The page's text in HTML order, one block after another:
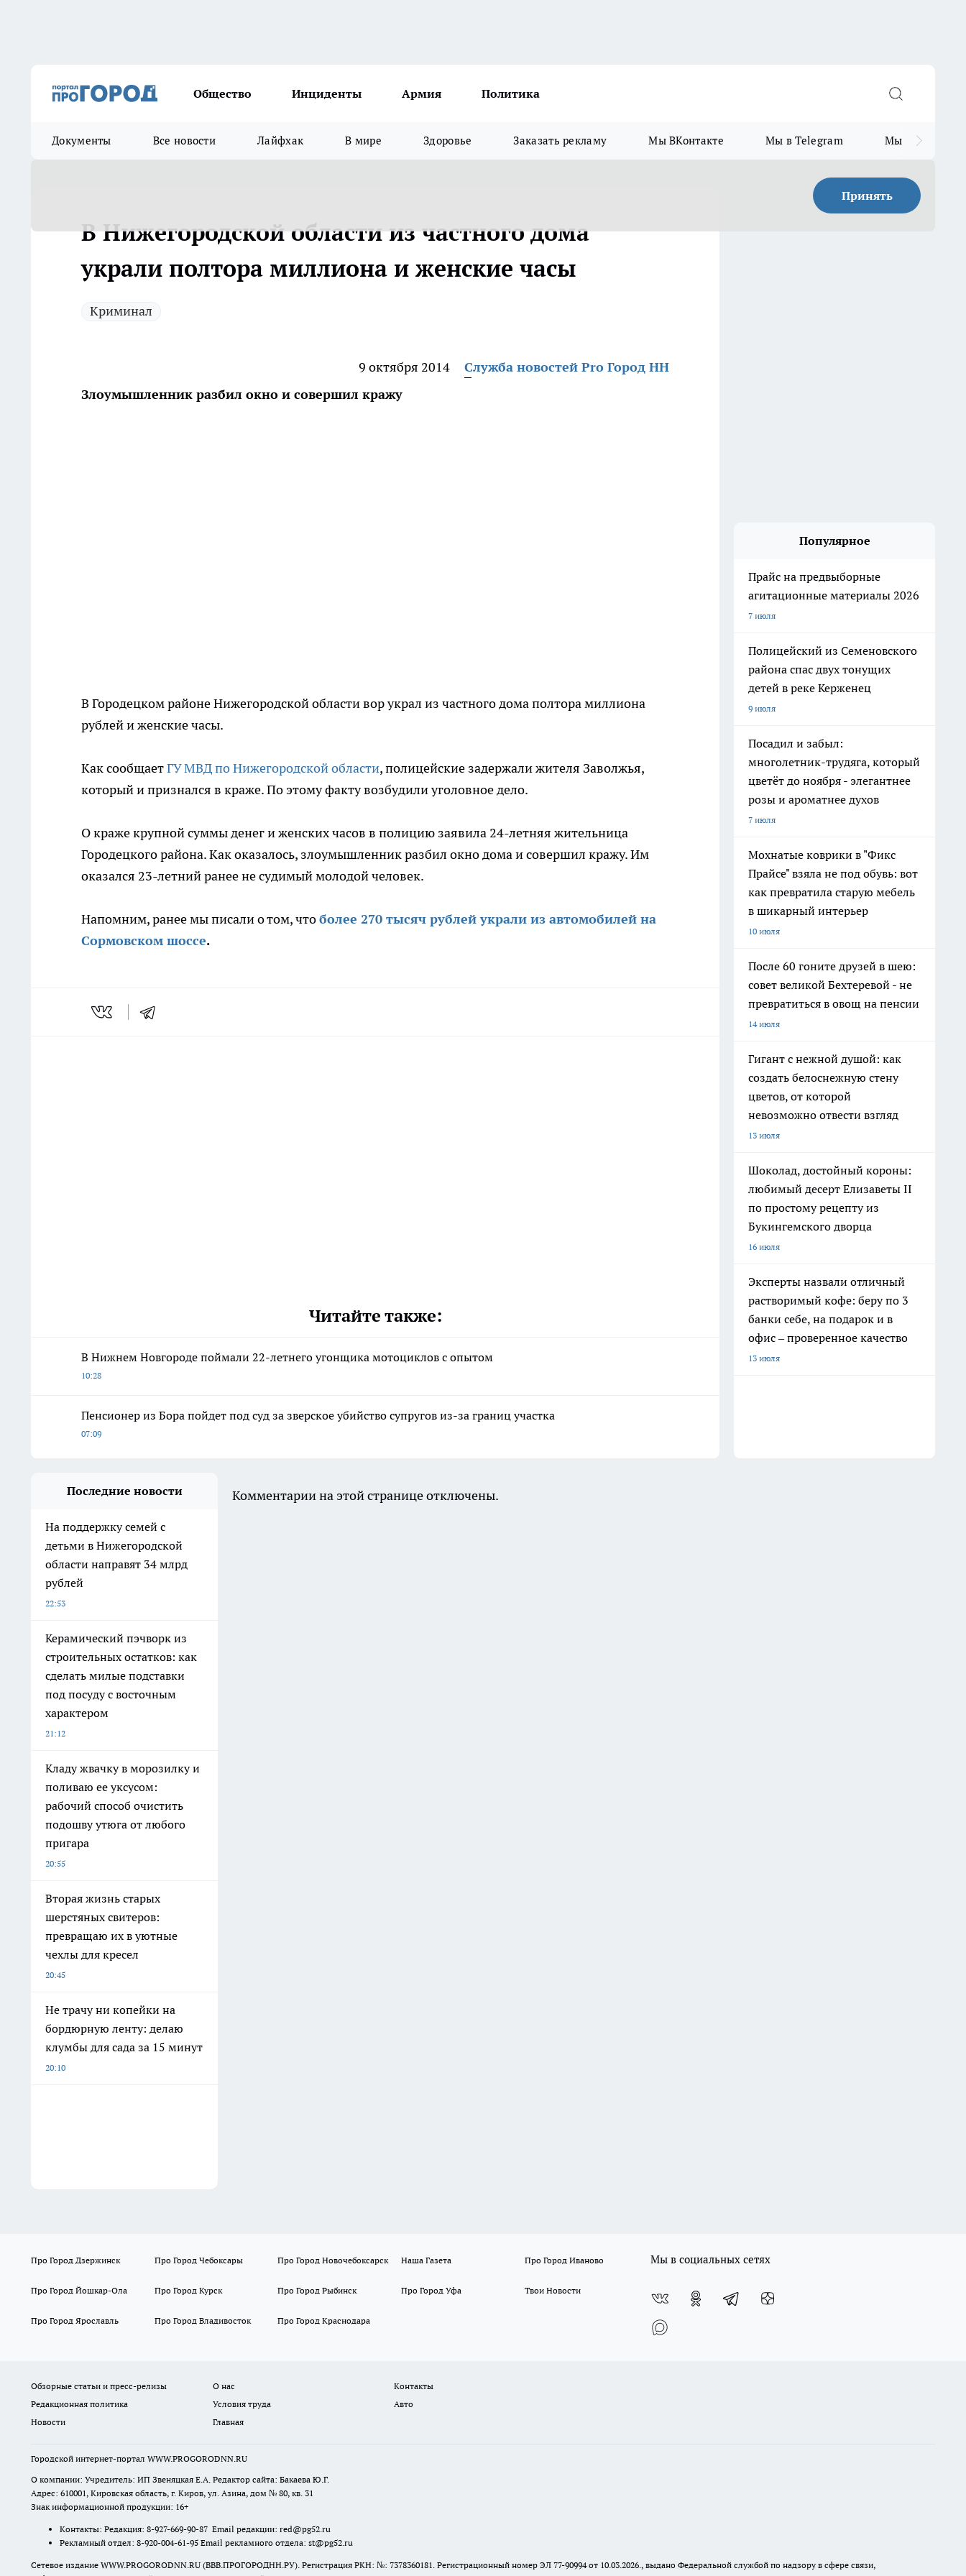
Общество Инциденты Армия Политика
Документы Все новости Лайфхак В мире Здоровье Заказать рекламу Мы ВКонтакте Мы в Telegram Мы в MAX
Принять
В Нижегородской области из частного дома
украли полтора миллиона и женские часы
Криминал
9 октября 2014
Служба новостей Pro Город НН
Злоумышленник разбил окно и совершил кражу
В Городецком районе Нижегородской области вор украл из частного дома полтора миллиона
рублей и женские часы.
Как сообщаетГУ МВД по Нижегородской области, полицейские задержали жителя Заволжья,
который и признался в краже. По этому факту возбудили уголовное дело.
О краже крупной суммы денег и женских часов в полицию заявила 24-летняя жительница
Городецкого района. Как оказалось, злоумышленник разбил окно дома и совершил кражу. Им
оказался 23-летний ранее не судимый молодой человек.
Напомним, ранее мы писали о том, чтоболее 270 тысяч рублей украли из автомобилей на
Сормовском шоссе.
Читайте также:
В Нижнем Новгороде поймали 22-летнего угонщика мотоциклов с опытом
10:28
Пенсионер из Бора пойдет под суд за зверское убийство супругов из-за границ участка
07:09
Популярное
Прайс на предвыборные
агитационные материалы 2026
7 июля
Полицейский из Семеновского
района спас двух тонущих
детей в реке Керженец
9 июля
Посадил и забыл:
многолетник-трудяга, который
цветёт до ноября - элегантнее
розы и ароматнее духов
7 июля
Мохнатые коврики в "Фикс
Прайсе" взяла не под обувь: вот
как превратила старую мебель
в шикарный интерьер
10 июля
После 60 гоните друзей в шею:
совет великой Бехтеревой - не
превратиться в овощ на пенсии
14 июля
Гигант с нежной душой: как
создать белоснежную стену
цветов, от которой
невозможно отвести взгляд
13 июля
Шоколад, достойный короны:
любимый десерт Елизаветы II
по простому рецепту из
Букингемского дворца
16 июля
Эксперты назвали отличный
растворимый кофе: беру по 3
банки себе, на подарок и в
офис – проверенное качество
13 июля
Последние новости
На поддержку семей с
детьми в Нижегородской
области направят 34 млрд
рублей
22:53
Керамический пэчворк из
строительных остатков: как
сделать милые подставки
под посуду с восточным
характером
21:12
Кладу жвачку в морозилку и
поливаю ее уксусом:
рабочий способ очистить
подошву утюга от любого
пригара
20:55
Вторая жизнь старых
шерстяных свитеров:
превращаю их в уютные
чехлы для кресел
20:45
Не трачу ни копейки на
бордюрную ленту: делаю
клумбы для сада за 15 минут
20:10
Комментарии на этой странице отключены.
Про Город Дзержинск Про Город Чебоксары Про Город Новочебоксарск Наша Газета Про Город Иваново
Про Город Йошкар-Ола Про Город Курск Про Город Рыбинск Про Город Уфа Твои Новости
Про Город Ярославль Про Город Владивосток Про Город Краснодара
Мы в социальных сетях
Обзорные статьи и пресс-релизы О нас
Контакты
Редакционная политика
Условия труда
Авто
Новости
Главная
Городской интернет-портал WWW.PROGORODNN.RU
О компании: Учредитель: ИП Звеняцкая Е.А. Редактор сайта: Бакаева Ю.Г.
Адрес: 610001, Кировская область, г. Киров, ул. Азина, дом № 80, кв. 31
Знак информационной продукции: 16+
Контакты: Редакция: 8-927-669-90-87 Email редакции: red@pg52.ru
Рекламный отдел: 8-920-004-61-95 Email рекламного отдела: st@pg52.ru
Сетевое издание WWW.PROGORODNN.RU (ВВВ.ПРОГОРОДНН.РУ). Регистрация РКН: №: 7378360181. Регистрационный номер ЭЛ 77-90994 от 10.03.2026., выдано Федеральной службой по надзору в сфере связи,